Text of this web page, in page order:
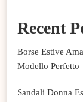
Recent
Borse Estive
Modello Perfetto
Sandali Donna